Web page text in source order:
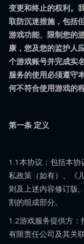
变更和终止的权利。
取防沉迷措施，包括
游戏功能、限制您的
康，您及您的监护人
个游戏账号并完成实
服务的使用必须遵守
何不符合使用游戏的
第一条 定义
1.1本协议：包括本
私政策（如有）、《
则及上述内容修订版
割的组成部分。
1.2游戏服务提供方
有限责任公司及其关